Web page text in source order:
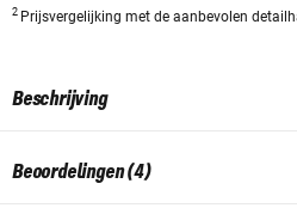
2 Prijsvergelijking met de aanbevolen
Beschrijving
Beoordelingen (4)